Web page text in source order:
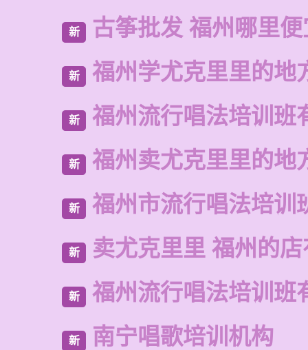
新 古筝批发 福州哪里
新 福州学尤克里里的地
新 福州流行唱法培训班
新 福州卖尤克里里的地
新 福州市流行唱法培训
新 卖尤克里里 福州的
新 福州流行唱法培训班
新 南宁唱歌培训机构